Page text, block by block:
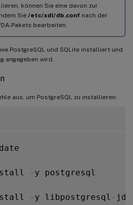
können Sie eine davon zur
Sie /etc/xdl/db.conf nach der
Pakets bearbeiten.
PostgreSQL und SQLite installiert und
angegeben wird.
aus, um PostgreSQL zu installieren:
- y postgresql
- y libpostgresql -